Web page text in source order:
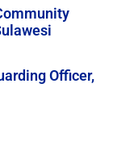
Officer,